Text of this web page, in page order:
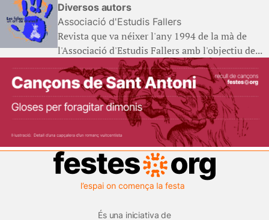
Diversos autors
Associació d'Estudis Fallers
Revista que va néixer l'any 1994 de la mà de
l'Associació d'Estudis Fallers amb l'objectiu de...
És una iniciativa de